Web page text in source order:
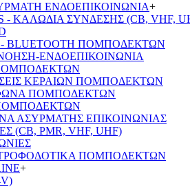
ΕΝΔΟΕΠΙΚΟΙΝΩΝΙΑ+
- ΚΑΛΩΔΙΑ ΣΥΝΔΕΣΗΣ (CB, VHF,
- BLUETOOTH ΠΟΜΠΟΔΕΚΤΩΝ
ΕΝΔΟΕΠΙΚΟΙΝΩΝΙΑ
ΚΕΡΑΙΩΝ ΠΟΜΠΟΔΕΚΤΩΝ
ΠΟΜΠΟΔΕΚΤΩΝ
ΑΣΥΡΜΑΤΗΣ ΕΠΙΚΟΙΝΩΝΙΑΣ
(CB, PMR, VHF, UHF)
ΤΡΟΦΟΔΟΤΙΚΑ ΠΟΜΠΟΔΕΚΤΩΝ
+